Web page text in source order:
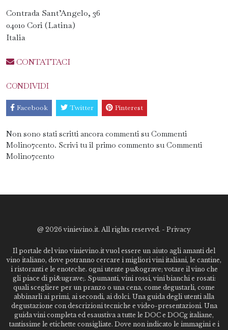
Contrada Sant’Angelo, 36
04010 Cori (Latina)
Italia
CONTATTACI
CONDIVIDI
Facebook Twitter Pinterest
Non sono stati scritti ancora commenti su Commenti
Molino7cento. Scrivi tu il primo commento su Commenti
Molino7cento
@ 2026 vinievino.it. All rights reserved. - Privacy
Il portale del vino vinievino.it vuol essere un aiuto agli amanti del
vino italiano, dove potranno cercare i migliori vini italiani, le cantine,
i ristoranti e le enoteche. ogni utente pu&ograve; votare il vino che
gli piace di pi&ugrave;. Spumanti, vini rossi, vini bianchi e rosati:
quali scegliere per un pranzo o una cena, come degustarli, come
abbinarli ai primi, ai secondi, ai dolci. Una guida degli utenti alla
degustazione con descrizioni tecniche e video-presentazioni. Una
guida vini completa ed esaustiva a tutte le DOC e DOCg italiane,
tantissime le etichette consigliate. Dove non indicato le immagini e i